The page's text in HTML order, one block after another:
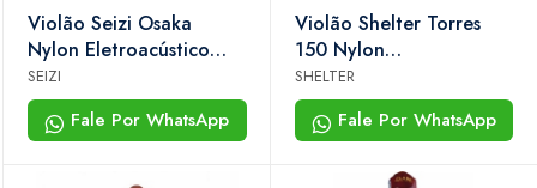
Violão Seizi Osaka
Nylon Eletroacústico
Mahogany
SEIZI
Fale Por WhatsApp
Violão Shelter Torres
150 Nylon
Eletroacústico Natural
SHELTER
Fale Por WhatsApp